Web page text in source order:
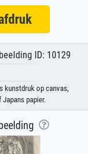
ID: 10129
kunstdruk op canvas,
papier.